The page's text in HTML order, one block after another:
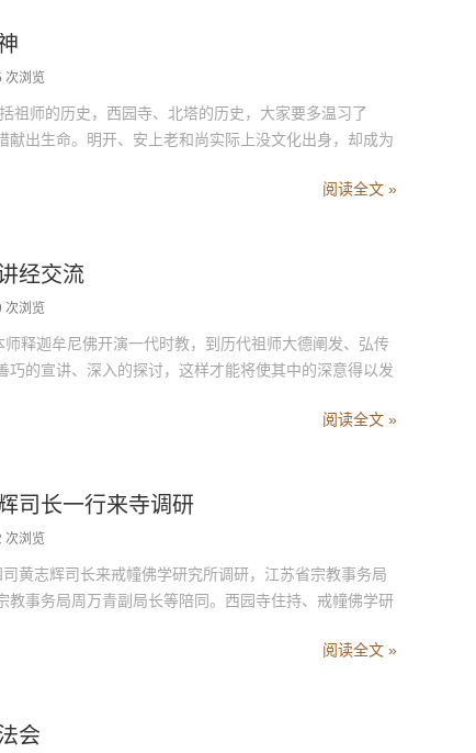
次浏览
师的历史，西园寺、北塔的历史，大家要多温习了
献出生命。明开、安上老和尚实际上没文化出身，却成为
阅读全文 »
经交流
次浏览
释迦牟尼佛开演一代时教，到历代祖师大德阐发、弘传
巧的宣讲、深入的探讨，这样才能将使其中的深意得以发
阅读全文 »
司长一行来寺调研
次浏览
志辉司长来戒幢佛学研究所调研，江苏省宗教事务局
教事务局周万青副局长等陪同。西园寺住持、戒幢佛学研
阅读全文 »
会